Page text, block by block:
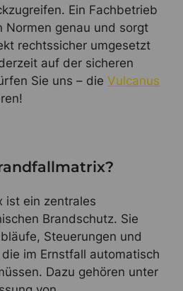
Ein Fachbetrieb
Normen genau und sorgt
rechtssicher umgesetzt
auf der sicheren
Sie uns – dieVulcanus
ist ein zentrales
Brandschutz. Sie
Steuerungen und
im Ernstfall automatisch
Dazu gehören unter